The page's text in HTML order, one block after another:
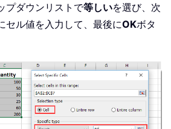
プダウンリストで等しいを選び、次
セル値を入力して、最後にOKボタ